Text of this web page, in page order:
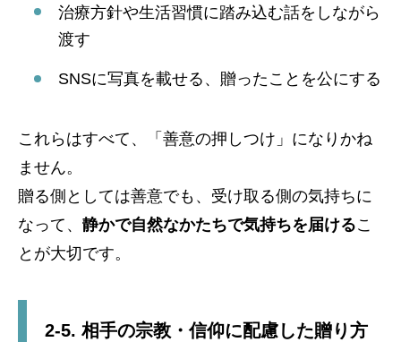
治療方針や生活習慣に踏み込む話をしながら
渡す
SNSに写真を載せる、贈ったことを公にする
これらはすべて、「善意の押しつけ」になりかね
ません。
贈る側としては善意でも、受け取る側の気持ちに
なって、 静かで自然なかたちで気持ちを届けるこ
とが大切です。
2-5. 相手の宗教・信仰に配慮した贈り方